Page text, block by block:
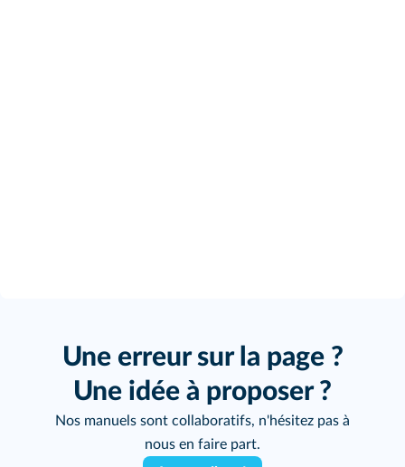
Une erreur sur la page ?
Une idée à proposer ?
Nos manuels sont collaboratifs, n'hésitez pas à
nous en faire part.